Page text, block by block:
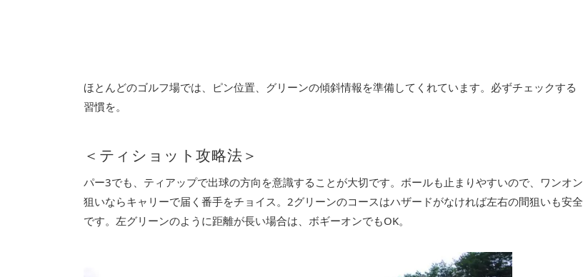
ほとんどのゴルフ場では、ピン位置、グリーンの傾斜情報を準備してくれています。必ずチェックする
習慣を。
＜ティショット攻略法＞
パー3でも、ティアップで出球の方向を意識することが大切です。ボールも止まりやすいので、ワンオン
狙いならキャリーで届く番手をチョイス。2グリーンのコースはハザードがなければ左右の間狙いも安全
です。左グリーンのように距離が長い場合は、ボギーオンでもOK。